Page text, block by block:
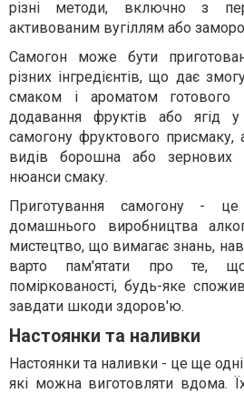
різні методи, включно з
активованим вугіллям або
Самогон може бути
різних інгредієнтів, що дає
смаком і ароматом готового
додавання фруктів або ягід
самогону фруктового присмаку,
видів борошна або зернових -
нюанси смаку.
Приготування самогону -
домашнього виробництва
мистецтво, що вимагає знань,
варто пам'ятати про те,
поміркованості, будь-яке
завдати шкоди здоров'ю.
Настоянки та наливки
Настоянки та наливки - це ще
які можна виготовляти вдома.